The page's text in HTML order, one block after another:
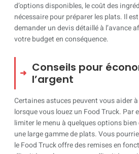
d’options disponibles, le coût des
nécessaire pour préparer les plats. Il
demander un devis détaillé à l’avance
votre budget en conséquence.
Conseils pour
l’argent
Certaines astuces peuvent vous aider
lorsque vous louez un Food Truck. Par
limiter le menu à quelques options
une large gamme de plats. Vous
le Food Truck offre des remises en